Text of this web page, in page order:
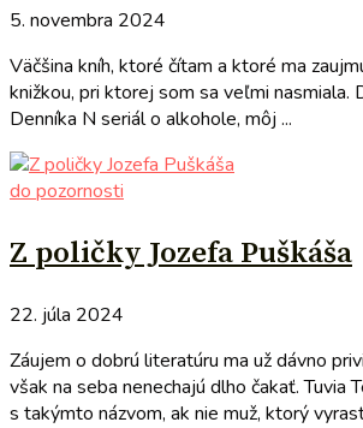
5. novembra 2024
Väčšina kníh, ktoré čítam a ktoré ma
knižkou, pri ktorej som sa veľmi nasmiala.
Denníka N seriál o alkohole, môj ...
do pozornosti
Z poličky Jozefa Puškáša
22. júla 2024
Záujem o dobrú literatúru ma už dávno
však na seba nenechajú dlho čakať. Tuvia
s takýmto názvom, ak nie muž, ktorý